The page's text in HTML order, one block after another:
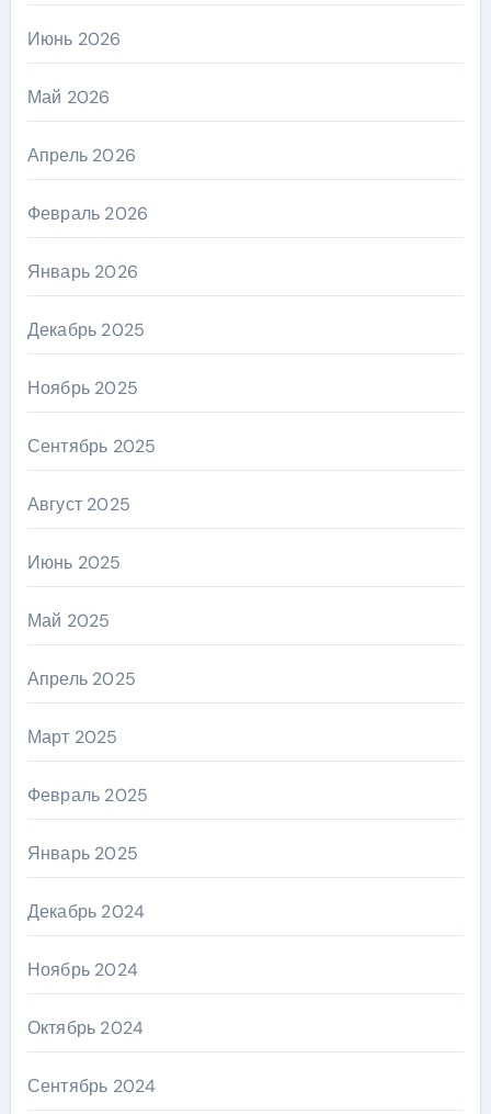
Июнь 2026
Май 2026
Апрель 2026
Февраль 2026
Январь 2026
Декабрь 2025
Ноябрь 2025
Сентябрь 2025
Август 2025
Июнь 2025
Май 2025
Апрель 2025
Март 2025
Февраль 2025
Январь 2025
Декабрь 2024
Ноябрь 2024
Октябрь 2024
Сентябрь 2024